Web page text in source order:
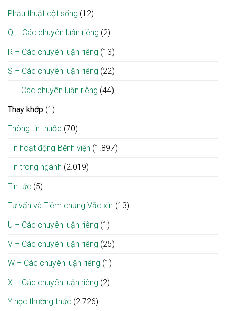
Phẫu thuật cột sống (12)
Q – Các chuyên luận riêng (2)
R – Các chuyên luận riêng (13)
S – Các chuyên luận riêng (22)
T – Các chuyên luận riêng (44)
Thay khớp (1)
Thông tin thuốc (70)
Tin hoạt động Bệnh viện (1.897)
Tin trong ngành (2.019)
Tin tức (5)
Tư vấn và Tiêm chủng Vắc xin (13)
U – Các chuyên luận riêng (1)
V – Các chuyên luận riêng (25)
W – Các chuyên luận riêng (1)
X – Các chuyên luận riêng (2)
Y học thường thức (2.726)